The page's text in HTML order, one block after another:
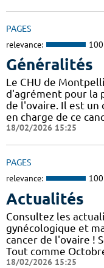
PAGES
relevance:
Généralités
Le CHU de
d'agrément pour la
de l'ovaire. Il est un
en charge de ce
18/02/2026 15:25
PAGES
relevance:
Actualités
Consultez les
gynécologique et
cancer de l'ovaire !
Tout comme
18/02/2026 15:25